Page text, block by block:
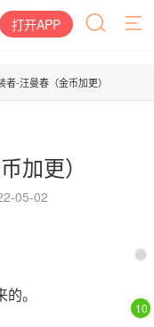
打开APP
者-汪曼春（金币加更）
加更）
05-02
。
10